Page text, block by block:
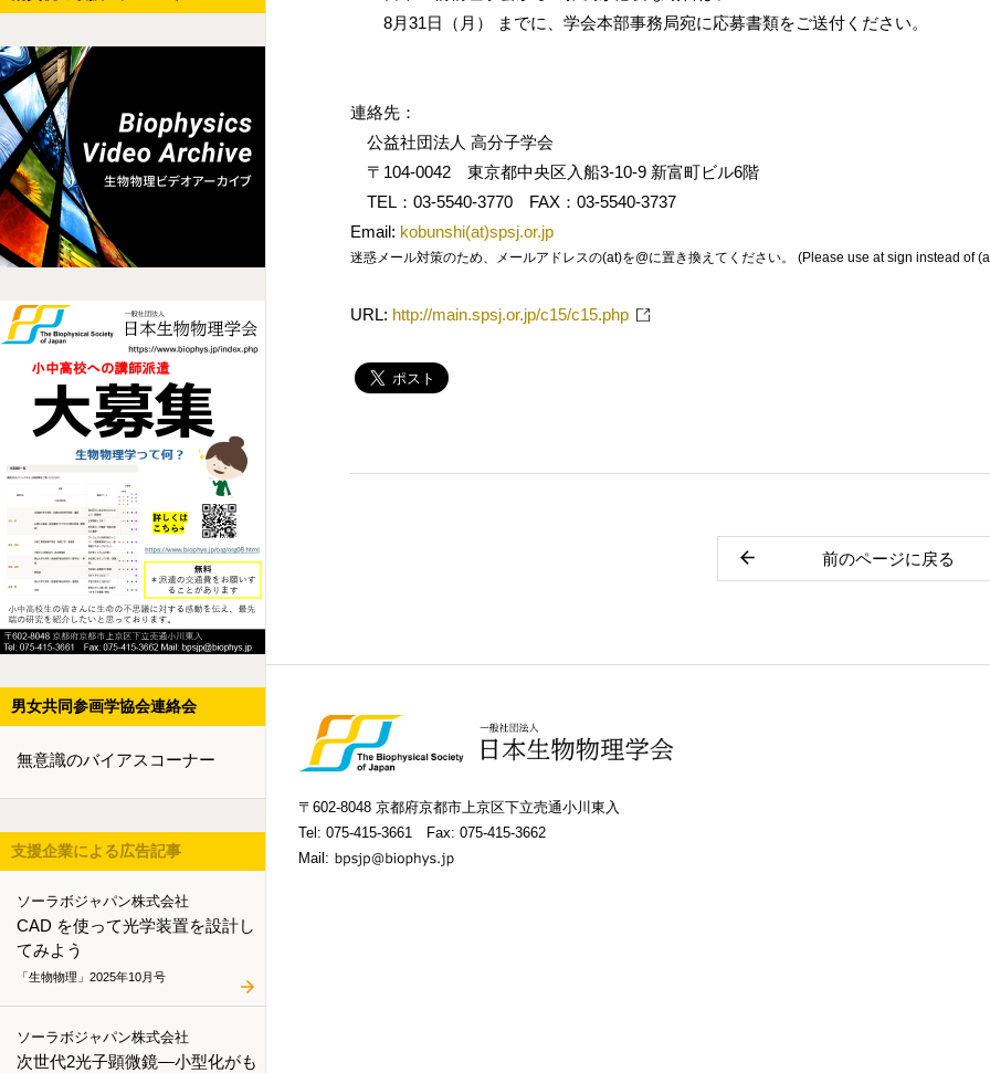
男女共同参画学協会連絡会
無意識のバイアスコーナー
支援企業による広告記事
ソーラボジャパン株式会社
CAD を使って光学装置を設計し
てみよう
「生物物理」2025年10月号
ソーラボジャパン株式会社
次世代2光子顕微鏡―小型化がも
8月31日（月） までに、学会本部事務局宛に応募書類をご送付ください。
連絡先：
公益社団法人 高分子学会
〒104-0042 東京都中央区入船3-10-9 新富町ビル6階
TEL：03-5540-3770 FAX：03-5540-3737
Email: kobunshi(at)spsj.or.jp
迷惑メール対策のため、メールアドレスの(at)を@に置き換えてください。 (Please use at sign instead of
URL: http://main.spsj.or.jp/c15/c15.php
前のページに戻る
〒602-8048 京都府京都市上京区下立売通小川東入
Tel: 075-415-3661 Fax: 075-415-3662
Mail: